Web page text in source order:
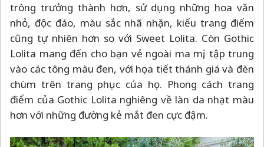
trông trưởng thành hơn, sử dụng những hoa văn
nhỏ, độc đáo, màu sắc nhã nhặn, kiểu trang điểm
cũng tự nhiên hơn so với Sweet Lolita. Còn Gothic
Lolita mang đến cho bạn vẻ ngoài ma mị, tập trung
vào các tông màu đen, với họa tiết thánh giá và đèn
chùm trên trang phục của họ. Phong cách trang
điểm của Gothic Lolita nghiêng về làn da nhạt màu
hơn với những đường kẻ mắt đen cực đậm.